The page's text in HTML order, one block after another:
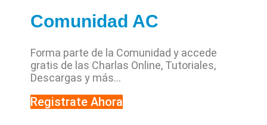
Comunidad AC
Forma parte de la Comunidad y accede
gratis de las Charlas Online, Tutoriales,
Descargas y más…
Registrate Ahora